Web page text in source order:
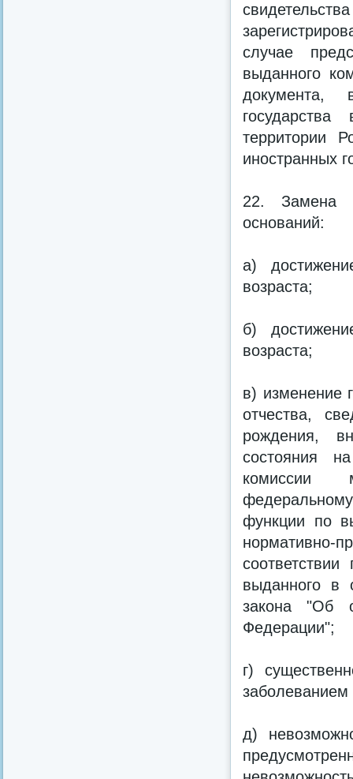
случае
выданного
документа,
территории
иностранных
22. Замена
оснований:
а)
возраста;
б)
возраста;
в) изменение
отчества,
рождения,
состояния
комиссии
функции по
нормативно-
выданного в
закона "Об
Федерации";
г)
д)